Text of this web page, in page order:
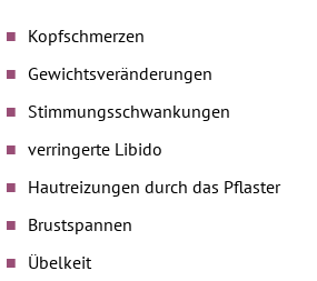
Kopfschmerzen
Gewichtsveränderungen
Stimmungsschwankungen
verringerte Libido
Hautreizungen durch das Pflaster
Brustspannen
Übelkeit